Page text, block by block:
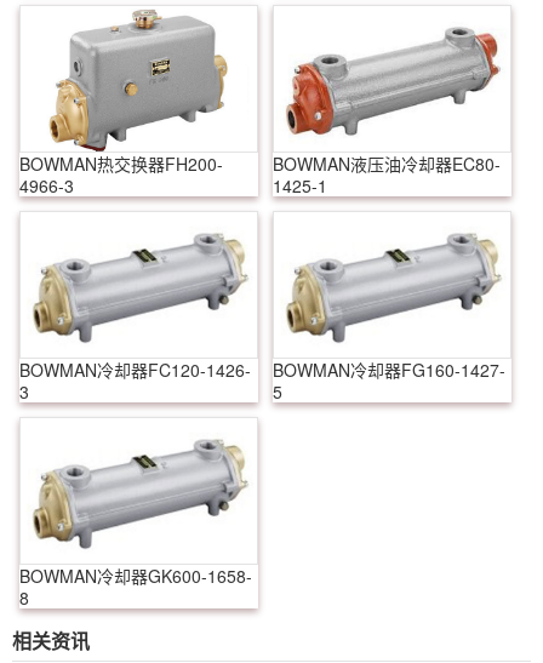
BOWMAN热交换器FH200-
4966-3
BOWMAN液压油冷却器EC80-
1425-1
BOWMAN冷却器FC120-1426-
3
BOWMAN冷却器FG160-1427-
5
BOWMAN冷却器GK600-1658-
8
相关资讯